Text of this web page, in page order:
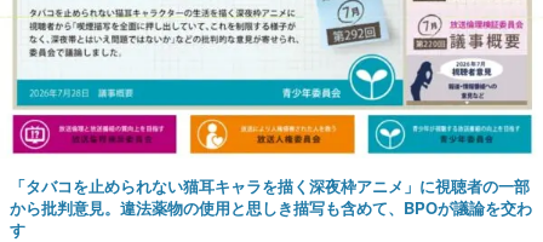
「タバコを止められない猫耳キャラを描く深夜枠アニメ」に視聴者の一部
から批判意見。違法薬物の使用と思しき描写も含めて、BPOが議論を交わ
す